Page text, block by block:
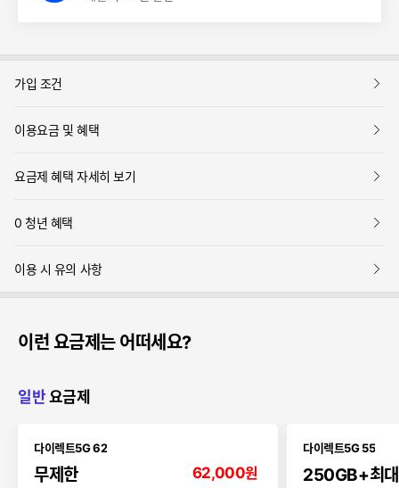
가입 조건
보
이용요금 및 혜택
보
요금제 혜택 자세히 보기
보
0 청년 혜택
보
이용 시 유의 사항
보
이런 요금제는 어떠세요?
일반요금제
다이렉트5G 62
무제한 62,000원
다이렉트5G 55
250GB+최